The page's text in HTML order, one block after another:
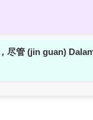
尽管 (jin guan)